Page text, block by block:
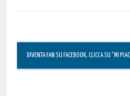
DIVENTA FAN SU FACEBOOK, CLICCA SU “MI